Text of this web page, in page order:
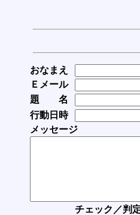
おなまえ
Ｅメール
題 名
行動日時
メッセージ
チェック／判